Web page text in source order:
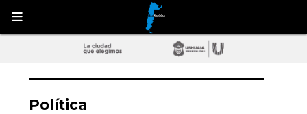
Política